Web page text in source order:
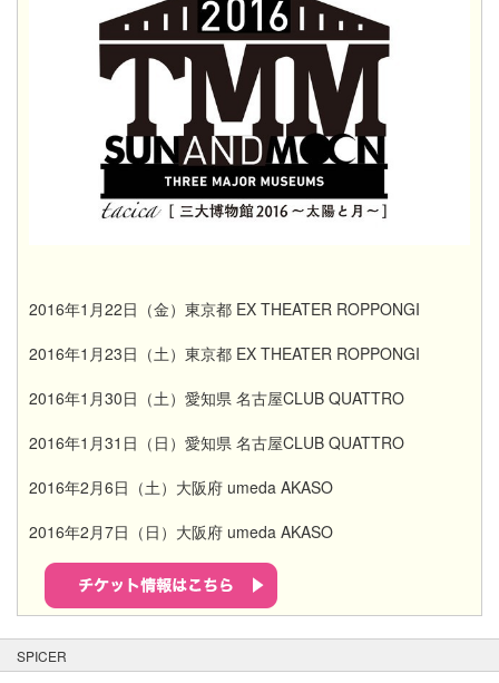
2016年1月22日（金）東京都 EX THEATER ROPPONGI
2016年1月23日（土）東京都 EX THEATER ROPPONGI
2016年1月30日（土）愛知県 名古屋CLUB QUATTRO
2016年1月31日（日）愛知県 名古屋CLUB QUATTRO
2016年2月6日（土）大阪府 umeda AKASO
2016年2月7日（日）大阪府 umeda AKASO
SPICER